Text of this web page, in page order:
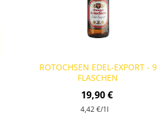
ROTOCHSEN EDEL-EXPORT - 9
FLASCHEN
19,90 €
4,42 €/1l